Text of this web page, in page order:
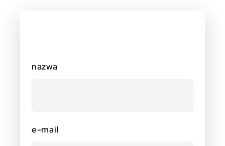
nazwa
e-mail